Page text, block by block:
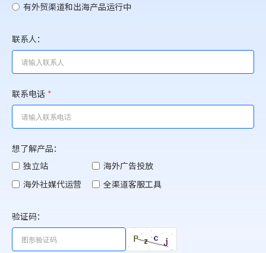
有外贸渠道和出海产品运行中
联系人：
联系电话 *
想了解产品：
独立站
海外广告投放
海外社媒代运营
全渠道客服工具
验证码：